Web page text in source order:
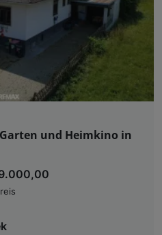
und Heimkino in